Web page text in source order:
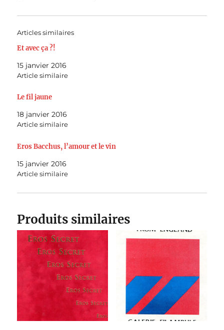
Articles similaires
Et avec ça ?!
15 janvier 2016
Article similaire
Le fil jaune
18 janvier 2016
Article similaire
Eros Bacchus, l’amour et le vin
15 janvier 2016
Article similaire
Produits similaires